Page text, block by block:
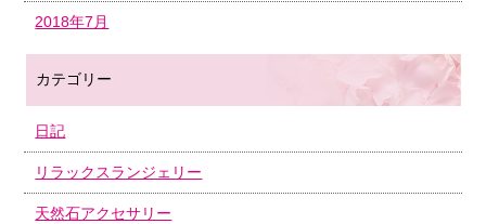
2018年7月
カテゴリー
日記
リラックスランジェリー
天然石アクセサリー